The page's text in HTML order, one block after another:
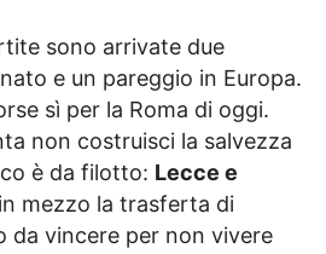
sono arrivate due
e un pareggio in Europa.
sì per la Roma di oggi.
non costruisci la salvezza
è da filotto: Lecce e
mezzo la trasferta di
da vincere per non vivere